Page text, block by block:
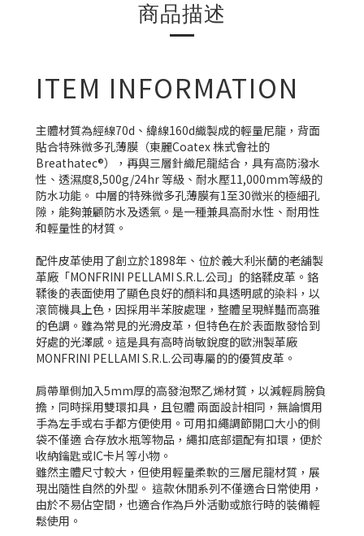
商品描述
ITEM INFORMATION
主體材質為經線70d、緯線160d織製成的輕量尼龍，背面
貼合特殊微多孔薄膜（東麗Coatex 株式會社的
Breathatec®），再與三層針織尼龍結合，具有高防潑水
性、透濕度8,500g/24hr 等級、耐水壓11,000mm等級的
防水功能。 中層的特殊微多孔薄膜有1至30微米的極細孔
隙，能夠兼顧防水及透氣。是一種兼具高耐水性、耐用性
和輕量性的材質。
配件皮革使用了創立於1898年、位於義大利米蘭的老舖製
革廠「MONFRINI PELLAMI S.R.L.公司」的鉻鞣皮革。鉻
鞣後的表面使用了顯色良好的顏料和具透明感的染料，以
滾筒機具上色，因採用半苯胺處理，整體呈現鮮豔而高雅
的色調。雖為常見的光滑皮革，但特色在於表面散發恰到
好處的光澤感。這是具有高時尚敏銳度的歐洲製革廠
MONFRINI PELLAMI S.R.L.公司專屬的的優質皮革。
肩帶單側加入5mm厚的高發泡聚乙烯材質，以減輕肩膀負
擔，同時採用雙環扣具，且包體 兩面設計相同，無論慣用
手為左手或右手都方便使用。可用扣繩調節開口大小的側
袋不僅適 合存放水瓶等物品，繩扣底部還配有扣環，便於
收納鑰匙或IC卡片等小物。
雖然主體尺寸較大，但使用輕量柔軟的三層尼龍材質，展
現出隨性自然的外型。 這款休閒系列不僅適合日常使用，
由於不易佔空間，也適合作為戶外活動或旅行時的裝備輕
鬆使用。